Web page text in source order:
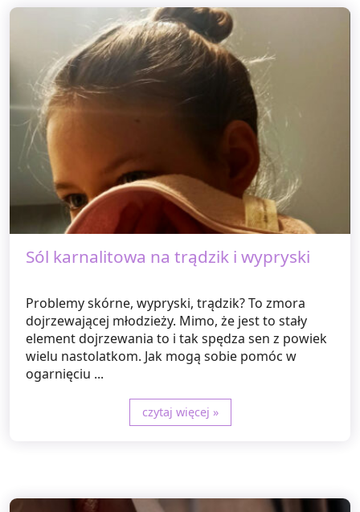
Sól karnalitowa na trądzik i wypryski
Problemy skórne, wypryski, trądzik? To zmora
dojrzewającej młodzieży. Mimo, że jest to stały
element dojrzewania to i tak spędza sen z powiek
wielu nastolatkom. Jak mogą sobie pomóc w
ogarnięciu ...
czytaj więcej »